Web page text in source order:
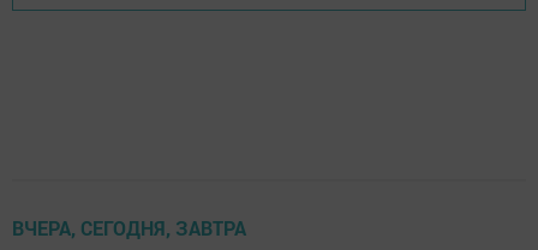
ВЧЕРА, СЕГОДНЯ, ЗАВТРА